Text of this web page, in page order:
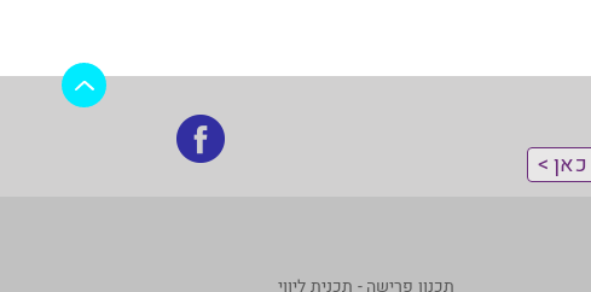
>
תכנון פרישה - תכנית ליווי